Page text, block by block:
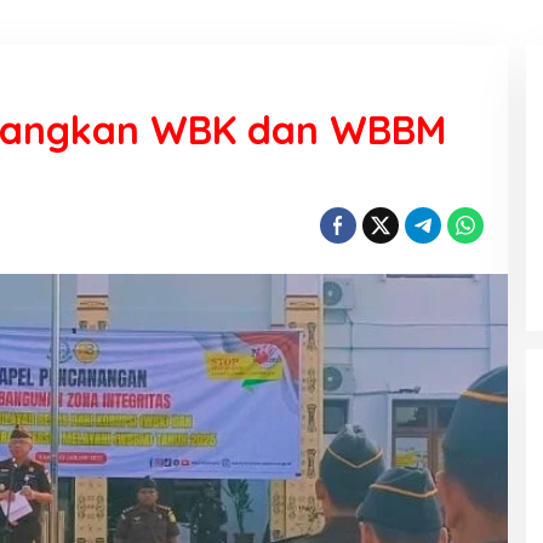
WBK dan WBBM
KEMARAU, ANTARA SUNNATULLAH
DAN MUHASABAH